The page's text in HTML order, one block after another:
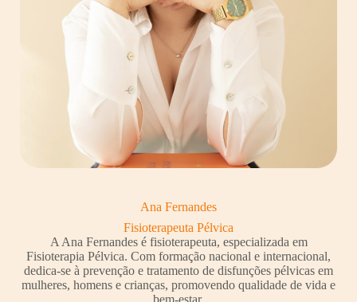
Ana Fernandes
Fisioterapeuta Pélvica
A Ana Fernandes é fisioterapeuta, especializada em
Fisioterapia Pélvica. Com formação nacional e internacional,
dedica-se à prevenção e tratamento de disfunções pélvicas em
mulheres, homens e crianças, promovendo qualidade de vida e